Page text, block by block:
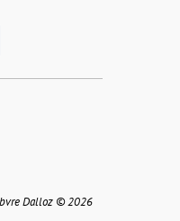
Dalloz © 2026